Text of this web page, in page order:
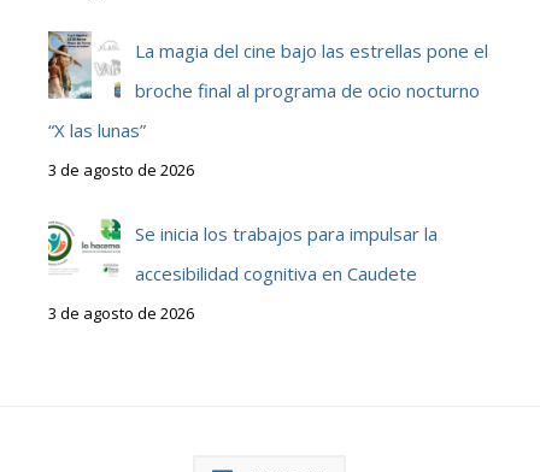
La magia del cine bajo las estrellas pone el
broche final al programa de ocio nocturno
“X las lunas”
3 de agosto de 2026
Se inicia los trabajos para impulsar la
accesibilidad cognitiva en Caudete
3 de agosto de 2026